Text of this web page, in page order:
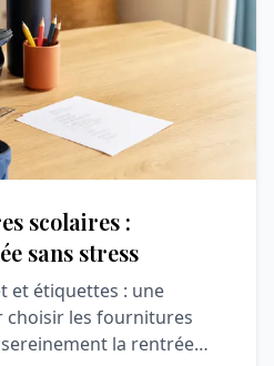
scolaires :
sans stress
et étiquettes : une
choisir les fournitures
la rentrée